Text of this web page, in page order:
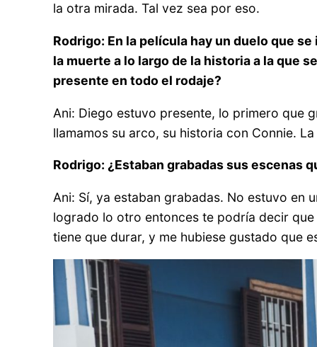
la otra mirada. Tal vez sea por eso.
Rodrigo: En la película hay un duelo que
la muerte a lo largo de la historia a la que
presente en todo el rodaje?
Ani: Diego estuvo presente, lo primero que
llamamos su arco, su historia con Connie.
Rodrigo: ¿Estaban grabadas sus escenas
Ani: Sí, ya estaban grabadas. No estuvo en
logrado lo otro entonces te podría decir
tiene que durar, y me hubiese gustado que